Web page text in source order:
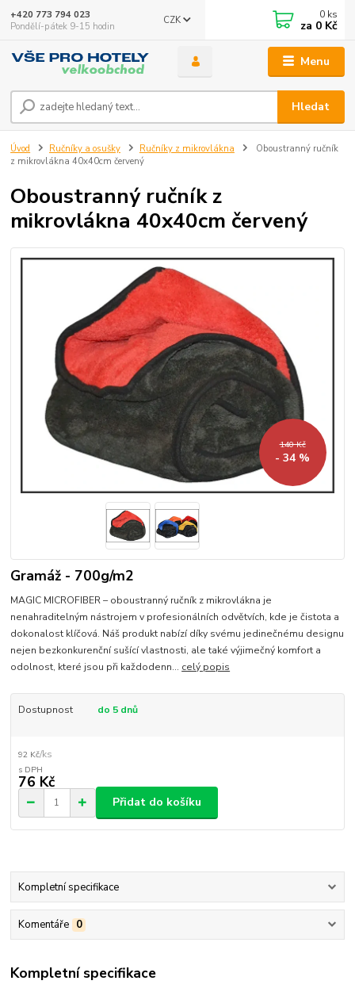
Menu
CZK
Hledat
+420 773 794 023
Pondělí-pátek 9-15 hodin
0 ks
za 0 Kč
Úvod Ručníky a osušky Ručníky z mikrovlákna
Oboustranný ručník
z mikrovlákna 40x40cm červený
Oboustranný ručník z
mikrovlákna 40x40cm červený
140 Kč
- 34 %
Gramáž - 700g/m2
MAGIC MICROFIBER – oboustranný ručník z mikrovlákna je
nenahraditelným nástrojem v profesionálních odvětvích, kde je čistota a
dokonalost klíčová. Náš produkt nabízí díky svému jedinečnému designu
nejen bezkonkurenční sušící vlastnosti, ale také výjimečný komfort a
odolnost, které jsou při každodenn... celý popis
Dostupnost do 5 dnů
92 Kč/ks
76 Kč
Přidat do košíku
Kompletní specifikace
Komentáře 0
Kompletní specifikace